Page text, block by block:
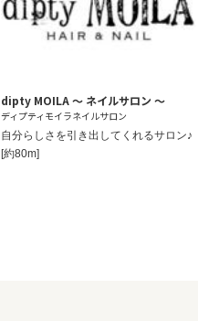
dipty MOILA ～ ネイルサロン ～
ディプティモイラネイルサロン
自分らしさを引き出してくれるサロン♪
[約80m]